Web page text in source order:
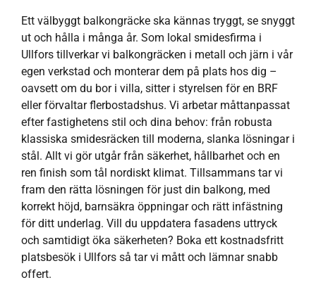
Ett välbyggt balkongräcke ska kännas tryggt, se snyggt
ut och hålla i många år. Som lokal smidesfirma i
Ullfors tillverkar vi balkongräcken i metall och järn i vår
egen verkstad och monterar dem på plats hos dig –
oavsett om du bor i villa, sitter i styrelsen för en BRF
eller förvaltar flerbostadshus. Vi arbetar måttanpassat
efter fastighetens stil och dina behov: från robusta
klassiska smidesräcken till moderna, slanka lösningar i
stål. Allt vi gör utgår från säkerhet, hållbarhet och en
ren finish som tål nordiskt klimat. Tillsammans tar vi
fram den rätta lösningen för just din balkong, med
korrekt höjd, barnsäkra öppningar och rätt infästning
för ditt underlag. Vill du uppdatera fasadens uttryck
och samtidigt öka säkerheten? Boka ett kostnadsfritt
platsbesök i Ullfors så tar vi mått och lämnar snabb
offert.